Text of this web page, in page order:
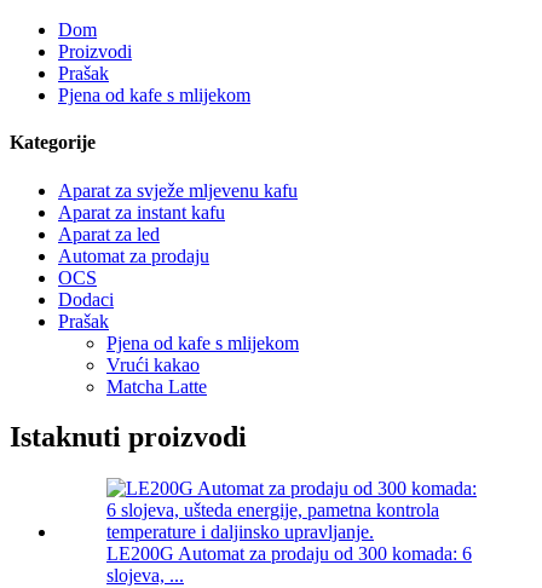
Dom
Proizvodi
Prašak
Pjena od kafe s mlijekom
Kategorije
Aparat za svježe mljevenu kafu
Aparat za instant kafu
Aparat za led
Automat za prodaju
OCS
Dodaci
Prašak
Pjena od kafe s mlijekom
Vrući kakao
Matcha Latte
Istaknuti proizvodi
LE200G Automat za prodaju od 300 komada: 6
slojeva, ...